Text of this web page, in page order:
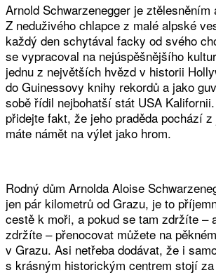
Arnold Schwarzenegger je ztělesněním
Z neduživého chlapce z malé alpské
každý den schytával facky od svého
se vypracoval na nejúspěšnějšího
jednu z největších hvězd v historii
do Guinessovy knihy rekordů a jako
sobě řídil nejbohatší stát USA
přidejte fakt, že jeho praděda pochází
máte námět na výlet jako hrom.
Rodný dům Arnolda Aloise
jen pár kilometrů od Grazu, je to
cestě k moři, a pokud se tam zdržíte –
zdržíte – přenocovat můžete na
v Grazu. Asi netřeba dodávat, že i
s krásným historickým centrem stojí